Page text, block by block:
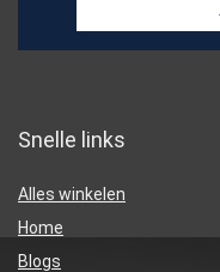
Snelle links
Alles winkelen
Home
Blogs